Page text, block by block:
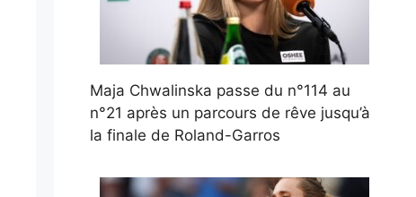
Maja Chwalinska passe du n°114 au
n°21 après un parcours de rêve jusqu’à
la finale de Roland-Garros